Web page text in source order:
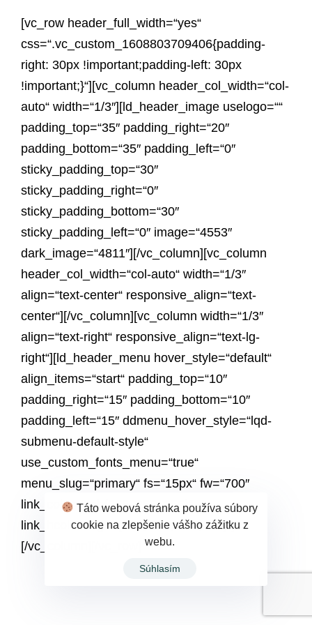
[vc_row header_full_width=“yes“
css=“.vc_custom_1608803709406{padding-
right: 30px !important;padding-left: 30px
!important;}“][vc_column header_col_width=“col-
auto“ width=“1/3″][ld_header_image uselogo=““
padding_top=“35″ padding_right=“20″
padding_bottom=“35″ padding_left=“0″
sticky_padding_top=“30″
sticky_padding_right=“0″
sticky_padding_bottom=“30″
sticky_padding_left=“0″ image=“4553″
dark_image=“4811″][/vc_column][vc_column
header_col_width=“col-auto“ width=“1/3″
align=“text-center“ responsive_align=“text-
center“][/vc_column][vc_column width=“1/3″
align=“text-right“ responsive_align=“text-lg-
right“][ld_header_menu hover_style=“default“
align_items=“start“ padding_top=“10″
padding_right=“15″ padding_bottom=“10″
padding_left=“15″ ddmenu_hover_style=“lqd-
submenu-default-style“
use_custom_fonts_menu=“true“
menu_slug=“primary“ fs=“15px“ fw=“700″
link_color=“rgb(255, 255, 255)“
link_hcolor=“rgba(255, 255, 255, 0.8)“]
[/vc_column][/vc_row]
Táto webová stránka používa súbory
cookie na zlepšenie vášho zážitku z
webu.
Súhlasím